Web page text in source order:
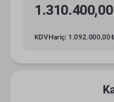
KDV Hariç: 1.092.000,00